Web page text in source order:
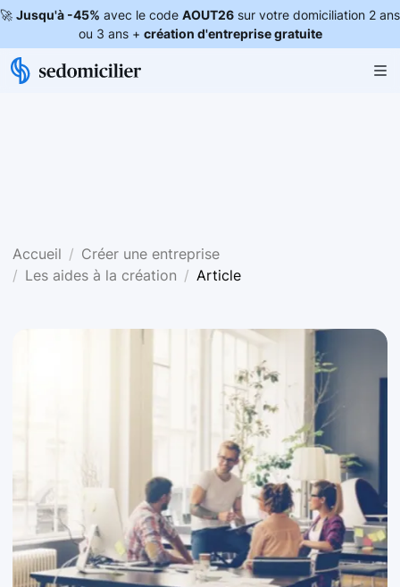
🚀 Jusqu'à -45% avec le code AOUT26 sur votre domiciliation 2 ans
ou 3 ans + création d'entreprise gratuite
Accueil
Créer une entreprise
Les aides à la création
Article